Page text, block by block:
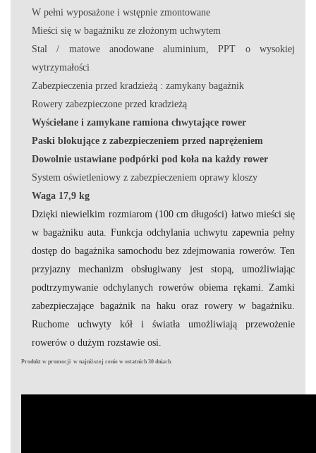
W pełni wyposażone i wstępnie zmontowane
Mieści się w bagażniku ze złożonym uchwytem
Stal / matowe anodowane aluminium, PPT o wysokiej
wytrzymałości
Zabezpieczenia przed kradzieżą : zamykany bagażnik
Rowery zabezpieczone przed kradzieżą
Wyściełane i zamykane ramiona chwytające rower
Paski blokujące z zabezpieczeniem przed naprężeniem
Dowolnie ustawiane podpórki pod koła na każdy rower
System oświetleniowy z zabezpieczeniem oprawy kloszy
Waga 17,9 kg
Dzięki niewielkim rozmiarom (100 cm długości) łatwo mieści się
w bagażniku auta. Funkcja odchylania uchwytu zapewnia pełny
dostęp do bagażnika samochodu bez zdejmowania rowerów. Ten
przyjazny mechanizm obsługiwany jest stopą, umożliwiając
podtrzymywanie odchylanych rowerów obiema rękami. Zamki
zabezpieczające bagażnik na haku oraz rowery w bagażniku.
Ruchome uchwyty kół i światła umożliwiają przewożenie
rowerów o dużym rozstawie osi.
Produkt w promocji w najniższej cenie w ostatnich 30 dniach.